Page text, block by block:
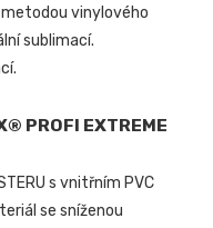
metodou vinylového
sublimací.
PROFI EXTREME
s vnitřním PVC
se sníženou